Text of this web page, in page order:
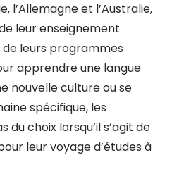
l’Allemagne et l’Australie,
leur enseignement
leurs programmes
apprendre une langue
nouvelle culture ou se
spécifique, les
choix lorsqu’il s’agit de
leur voyage d’études à